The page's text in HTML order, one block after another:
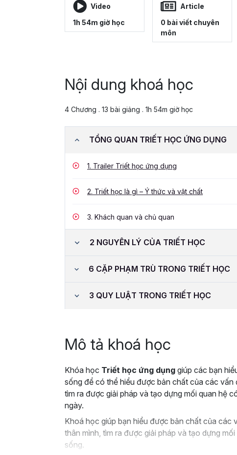
Video
1h 54m giờ học
Article
0 bài viết chuyên
môn
Nội dung khoá học
4 Chương . 13 bài giảng . 1h 54m giờ học
TỔNG QUAN TRIẾT HỌC ỨNG DỤNG
1. Trailer Triết học ứng dụng
2. Triết học là gì – Ý thức và vật chất
3. Khách quan và chủ quan
2 NGUYÊN LÝ CỦA TRIẾT HỌC
6 CẶP PHẠM TRÙ TRONG TRIẾT HỌC
3 QUY LUẬT TRONG TRIẾT HỌC
Mô tả khoá học
Khóa học Triết học ứng dụng giúp các bạn
sống để có thể hiểu được bản chất của các
tìm ra được giải pháp và tạo dựng mối quan hệ
ngày.
Khoá học giúp bạn hiểu được bản chất của các
thân mình, tìm ra được giải pháp và tạo dựng
sống.